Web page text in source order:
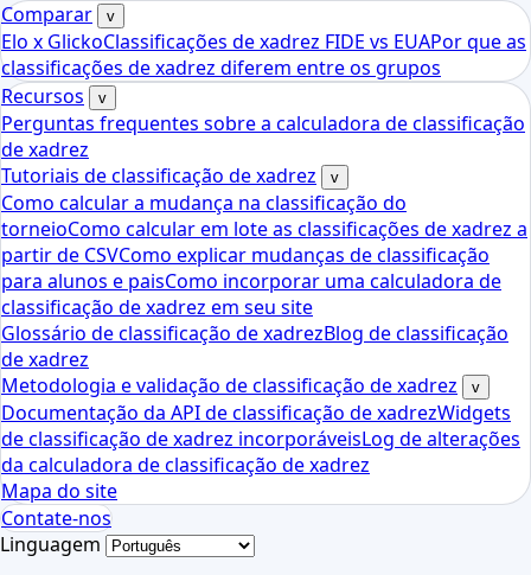
Comparar
v
Elo x GlickoClassificações de xadrez FIDE vs EUAPor que as
classificações de xadrez diferem entre os grupos
Recursos
v
Perguntas frequentes sobre a calculadora de classificação
de xadrez
Tutoriais de classificação de xadrez
v
Como calcular a mudança na classificação do
torneioComo calcular em lote as classificações de xadrez a
partir de CSVComo explicar mudanças de classificação
para alunos e paisComo incorporar uma calculadora de
classificação de xadrez em seu site
Glossário de classificação de xadrezBlog de classificação
de xadrez
Metodologia e validação de classificação de xadrez
v
Documentação da API de classificação de xadrezWidgets
de classificação de xadrez incorporáveisLog de alterações
da calculadora de classificação de xadrez
Mapa do site
Contate-nos
Linguagem